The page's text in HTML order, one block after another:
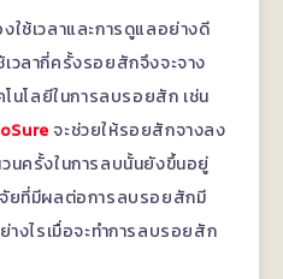
ช้เวลาและการดูแลอย่างดี
วลากี่ครั้งรอยสักจึงจะจาง
นโลยีในการลบรอยสัก เช่น
จะช่วยให้รอยสักจางลง
นครั้งในการลบนั้นยังขึ้นอยู่
ยที่มีผลต่อการลบรอยสักมี
างไรเมื่อจะทำการลบรอยสัก